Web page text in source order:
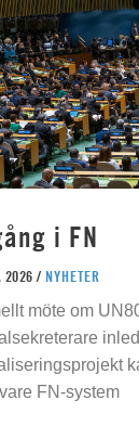
i FN
2026 / NYHETER
möte om
FN-system